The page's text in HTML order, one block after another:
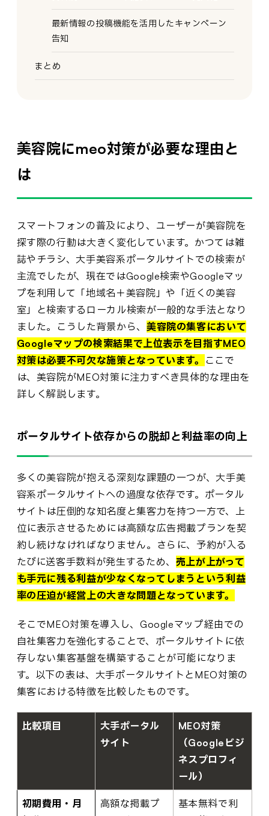
最新情報の投稿機能を活用したキャンペーン
告知
まとめ
美容院にmeo対策が必要な理由と
は
スマートフォンの普及により、ユーザーが美容院を
探す際の行動は大きく変化しています。かつては雑
誌やチラシ、大手美容系ポータルサイトでの検索が
主流でしたが、現在ではGoogle検索やGoogleマッ
プを利用して「地域名＋美容院」や「近くの美容
室」と検索するローカル検索が一般的な手法となり
ました。こうした背景から、 美容院の集客において
Googleマップの検索結果で上位表示を目指すMEO
対策は必要不可欠な施策となっています。
ここで
は、美容院がMEO対策に注力すべき具体的な理由を
詳しく解説します。
ポータルサイト依存からの脱却と利益率の向上
多くの美容院が抱える深刻な課題の一つが、大手美
容系ポータルサイトへの過度な依存です。ポータル
サイトは圧倒的な知名度と集客力を持つ一方で、上
位に表示させるためには高額な広告掲載プランを契
約し続けなければなりません。さらに、予約が入る
たびに送客手数料が発生するため、 売上が上がって
も手元に残る利益が少なくなってしまうという利益
率の圧迫が経営上の大きな問題となっています。
そこでMEO対策を導入し、Googleマップ経由での
自社集客力を強化することで、ポータルサイトに依
存しない集客基盤を構築することが可能になりま
す。以下の表は、大手ポータルサイトとMEO対策の
集客における特徴を比較したものです。
比較項目
大手ポータル
サイト
MEO対策
（Googleビジ
ネスプロフィ
ール）
初期費用・月
高額な掲載プ
基本無料で利